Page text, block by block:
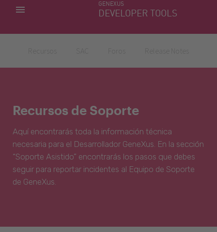
GENEXUS
DEVELOPER TOOLS
MIS APLICACIONES
Recursos de Soporte
Aquí encontrarás toda la información técnica
necesaria para el Desarrollador GeneXus. En la sección
“Soporte Asistido” encontrarás los pasos que debes
seguir para reportar incidentes al Equipo de Soporte
de GeneXus.